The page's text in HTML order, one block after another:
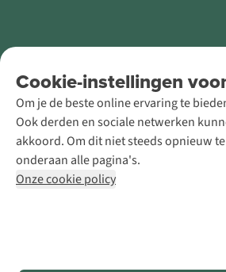
Cookie-instellingen
Om je de beste online ervaring te
Ook derden en sociale netwerken
akkoord. Om dit niet steeds opnieuw
onderaan alle pagina's.
Onze cookie policy
Retail Concepts
NV,
Smallandlaan
9, B-2660
Hoboken
+32 (0)3 828
30 15